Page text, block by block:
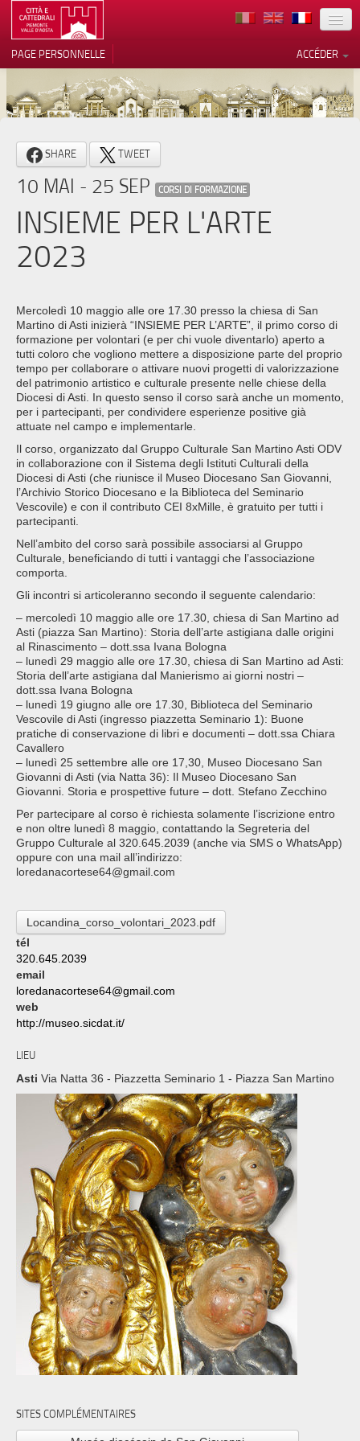
TERRITOIRE
ARCHITECTURE
MUSÉES
ITINÉRAIRES
EVÉNEMENTS
CONTACTS
PRESS
ACCÉDER
PAGE PERSONNELLE
SHARE TWEET
10 MAI - 25 SEP CORSI DI FORMAZIONE
INSIEME PER L'ARTE
2023
Mercoledì 10 maggio alle ore 17.30 presso la chiesa di San
Martino di Asti inizierà “INSIEME PER L’ARTE”, il primo corso di
formazione per volontari (e per chi vuole diventarlo) aperto a
tutti coloro che vogliono mettere a disposizione parte del proprio
tempo per collaborare o attivare nuovi progetti di valorizzazione
del patrimonio artistico e culturale presente nelle chiese della
Diocesi di Asti. In questo senso il corso sarà anche un momento,
per i partecipanti, per condividere esperienze positive già
attuate nel campo e implementarle.
Il corso, organizzato dal Gruppo Culturale San Martino Asti ODV
in collaborazione con il Sistema degli Istituti Culturali della
Diocesi di Asti (che riunisce il Museo Diocesano San Giovanni,
l’Archivio Storico Diocesano e la Biblioteca del Seminario
Vescovile) e con il contributo CEI 8xMille, è gratuito per tutti i
partecipanti.
Nell’ambito del corso sarà possibile associarsi al Gruppo
Culturale, beneficiando di tutti i vantaggi che l’associazione
comporta.
Gli incontri si articoleranno secondo il seguente calendario:
– mercoledì 10 maggio alle ore 17.30, chiesa di San Martino ad
Asti (piazza San Martino): Storia dell’arte astigiana dalle origini
al Rinascimento – dott.ssa Ivana Bologna
– lunedì 29 maggio alle ore 17.30, chiesa di San Martino ad Asti:
Storia dell’arte astigiana dal Manierismo ai giorni nostri –
dott.ssa Ivana Bologna
– lunedì 19 giugno alle ore 17.30, Biblioteca del Seminario
Vescovile di Asti (ingresso piazzetta Seminario 1): Buone
pratiche di conservazione di libri e documenti – dott.ssa Chiara
Cavallero
– lunedì 25 settembre alle ore 17,30, Museo Diocesano San
Giovanni di Asti (via Natta 36): Il Museo Diocesano San
Giovanni. Storia e prospettive future – dott. Stefano Zecchino
Per partecipare al corso è richiesta solamente l’iscrizione entro
e non oltre lunedì 8 maggio, contattando la Segreteria del
Gruppo Culturale al 320.645.2039 (anche via SMS o WhatsApp)
oppure con una mail all’indirizzo:
loredanacortese64@gmail.com
Locandina_corso_volontari_2023.pdf
tél
320.645.2039
email
loredanacortese64@gmail.com
web
http://museo.sicdat.it/
LIEU
Asti Via Natta 36 - Piazzetta Seminario 1 - Piazza San Martino
SITES COMPLÉMENTAIRES
Notification lors de la collecte
Vos choix en matière de
confidentialité